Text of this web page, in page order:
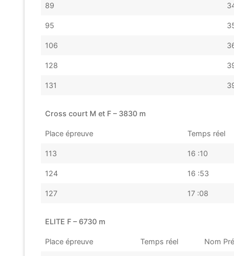
89
95
106
128
131
Cross court M et F – 3830 m
Place épreuve Temps réel
113 16 :10
124 16 :53
127 17 :08
ELITE F – 6730 m
Place épreuve Temps réel Nom